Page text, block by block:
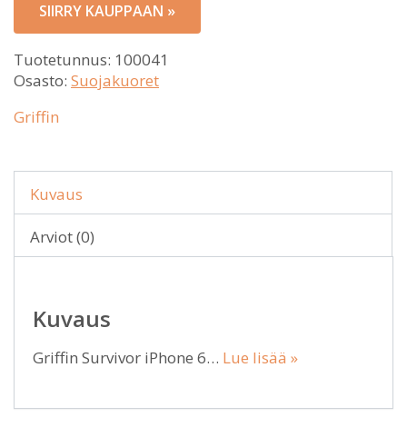
SIIRRY KAUPPAAN »
Tuotetunnus: 100041
Osasto: Suojakuoret
Griffin
Kuvaus
Arviot (0)
Kuvaus
Griffin Survivor iPhone 6… Lue lisää »